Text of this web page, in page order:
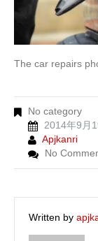
The car repairs
No category
2014年9月
Apjkanri
No
Written by